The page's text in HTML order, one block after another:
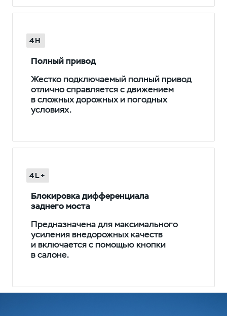
Полный привод
Жестко подключаемый полный привод
отлично справляется с движением
в сложных дорожных и погодных
условиях.
4H
Блокировка дифференциала
заднего моста
Предназначена для максимального
усиления внедорожных качеств
и включается с помощью кнопки
в салоне.
4L+